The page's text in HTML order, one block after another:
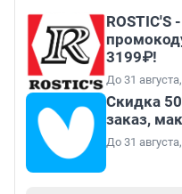
ROSTIC'S
3199₽!
До 31
Скидка
заказ,
До 31